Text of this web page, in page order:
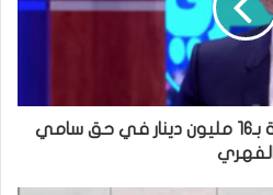
عاجل / عامان سجنا وخطية بـ16 مليون دينار في حق سامي
الفهري